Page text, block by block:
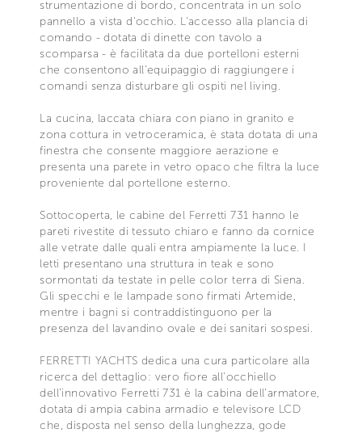
strumentazione di bordo, concentrata in un solo
pannello a vista d'occhio. L'accesso alla plancia di
comando - dotata di dinette con tavolo a
scomparsa - è facilitata da due portelloni esterni
che consentono all'equipaggio di raggiungere i
comandi senza disturbare gli ospiti nel living.
La cucina, laccata chiara con piano in granito e
zona cottura in vetroceramica, è stata dotata di una
finestra che consente maggiore aerazione e
presenta una parete in vetro opaco che filtra la luce
proveniente dal portellone esterno.
Sottocoperta, le cabine del Ferretti 731 hanno le
pareti rivestite di tessuto chiaro e fanno da cornice
alle vetrate dalle quali entra ampiamente la luce. I
letti presentano una struttura in teak e sono
sormontati da testate in pelle color terra di Siena.
Gli specchi e le lampade sono firmati Artemide,
mentre i bagni si contraddistinguono per la
presenza del lavandino ovale e dei sanitari sospesi.
FERRETTI YACHTS dedica una cura particolare alla
ricerca del dettaglio: vero fiore all'occhiello
dell'innovativo Ferretti 731 è la cabina dell'armatore,
dotata di ampia cabina armadio e televisore LCD
che, disposta nel senso della lunghezza, gode